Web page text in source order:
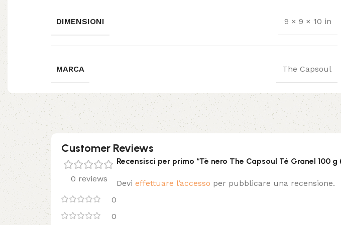
DIMENSIONI 9 × 9 × 10 in
MARCA The Capsoul
Customer Reviews
0 reviews
0
0
Recensisci per primo “Tè nero The Capsoul Té Granel 100 g
Devi effettuare l’accesso per pubblicare una recensione.